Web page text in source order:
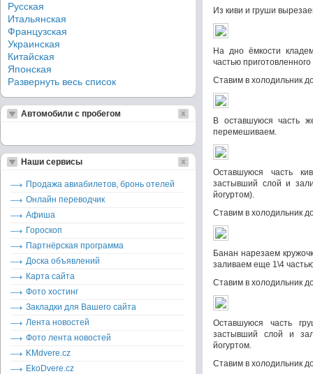
Из киви и груши
На дно ёмкости
частью
Ставим в холодильник
В оставшуюся часть
перемешиваем.
Оставшуюся часть
застывший слой и
йогуртом).
Ставим в холодильник
Банан нарезаем
заливаем еще 1\4
Ставим в холодильник
Оставшуюся часть
застывший слой и
йогуртом.
Ставим в холодильник
Русская
Итальянская
Французская
Украинская
Китайская
Японская
Развернуть весь список
Автомобили с пробегом
Наши сервисы
Продажа авиабилетов, бронь отелей
Онлайн переводчик
Афиша
Гороскоп
Партнёрская программа
Доска объявлений
Карта сайта
Фото хостинг
Закладки для Вашего сайта
Лента новостей
Фото лента новостей
KMdvere.cz
EkoDvere.cz